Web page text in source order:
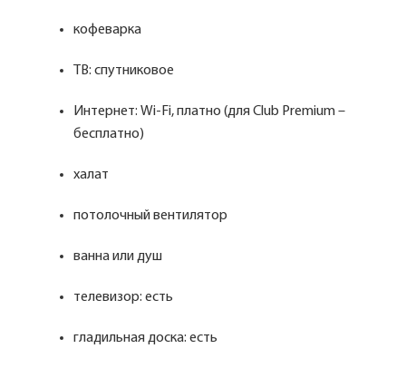
кофеварка
ТВ: спутниковое
Интернет: Wi-Fi, платно (для Club Premium –
бесплатно)
халат
потолочный вентилятор
ванна или душ
телевизор: есть
гладильная доска: есть